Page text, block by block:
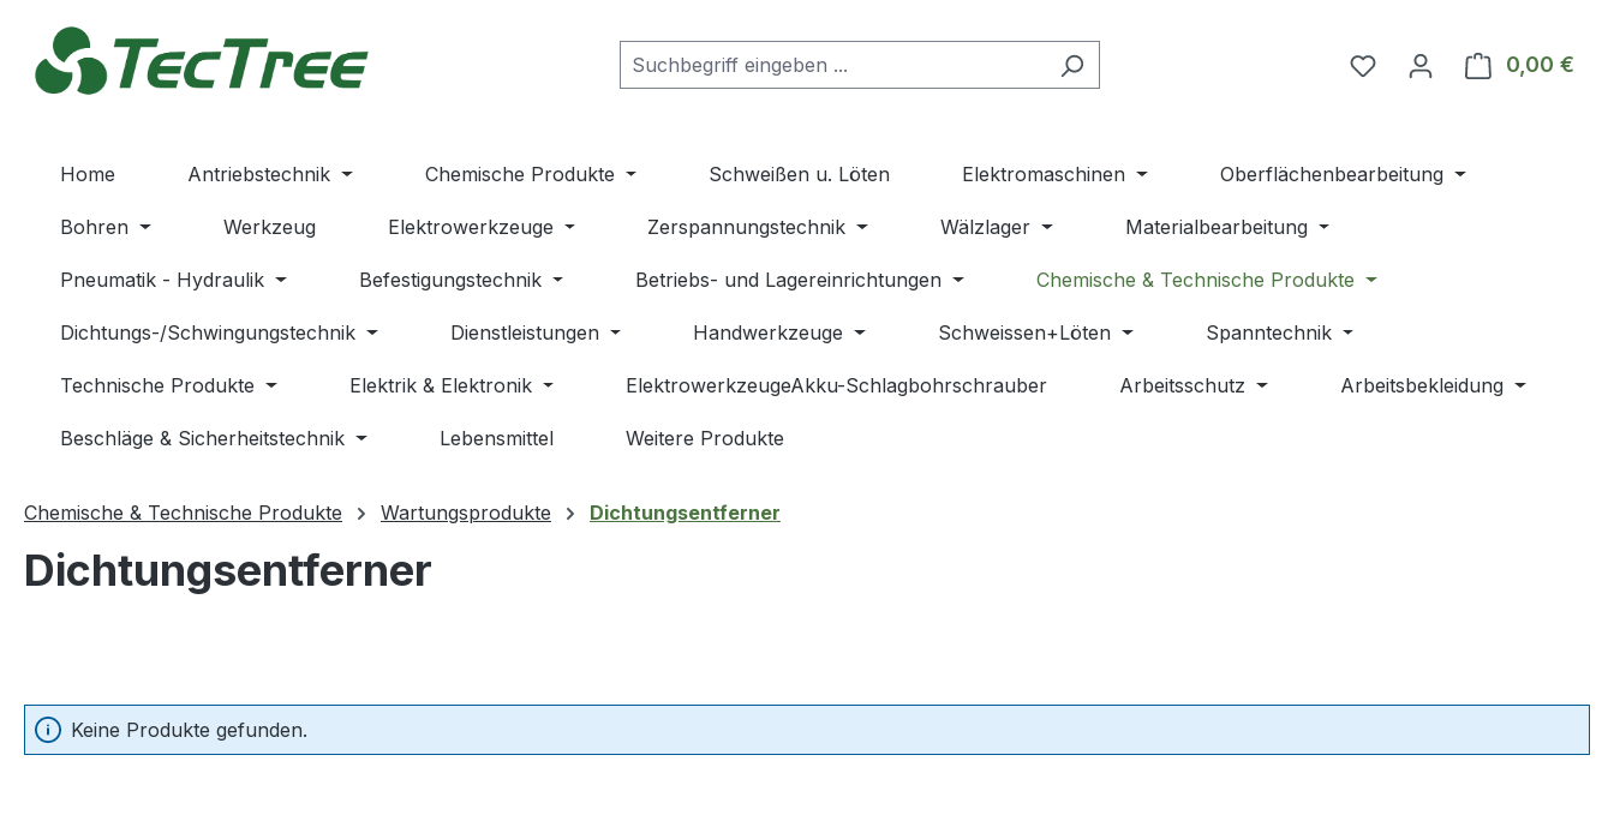
Hauptinhalt springen
Zur Suche springen
Zur Hauptnavigation springen
Du hast 0 Produkte auf
0,00 €
Home Antriebstechnik Chemische Produkte Schweißen u. Löten Elektromaschinen Oberflächenbearbeitung
Bohren Werkzeug Elektrowerkzeuge Zerspannungstechnik Wälzlager Materialbearbeitung
Pneumatik - Hydraulik Befestigungstechnik Betriebs- und Lagereinrichtungen Chemische & Technische Produkte
Dichtungs-/Schwingungstechnik Dienstleistungen Handwerkzeuge Schweissen+Löten Spanntechnik
Technische Produkte Elektrik & Elektronik ElektrowerkzeugeAkku-Schlagbohrschrauber Arbeitsschutz Arbeitsbekleidung
Beschläge & Sicherheitstechnik Lebensmittel Weitere Produkte
Chemische & Technische Produkte Wartungsprodukte Dichtungsentferner
Dichtungsentferner
Keine Produkte gefunden.